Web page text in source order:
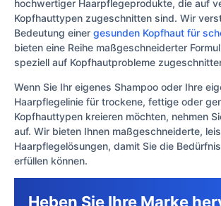
hochwertiger Haarpflegeprodukte, die auf
Kopfhauttypen zugeschnitten sind. Wir
Bedeutung einer gesunden Kopfhaut für
bieten eine Reihe maßgeschneiderter
speziell auf Kopfhautprobleme
Wenn Sie Ihr eigenes Shampoo oder Ihre
Haarpflegelinie für trockene, fettige oder
Kopfhauttypen kreieren möchten, nehmen
auf. Wir bieten Ihnen maßgeschneiderte,
Haarpflegelösungen, damit Sie die
erfüllen können.
Heben Sie Ihre Marke